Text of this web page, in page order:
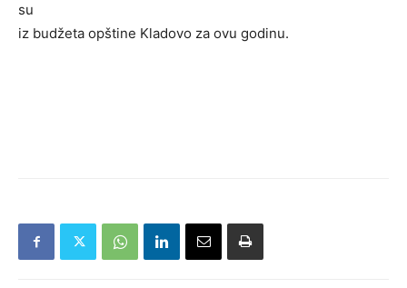
su
iz budžeta opštine Kladovo za ovu godinu.